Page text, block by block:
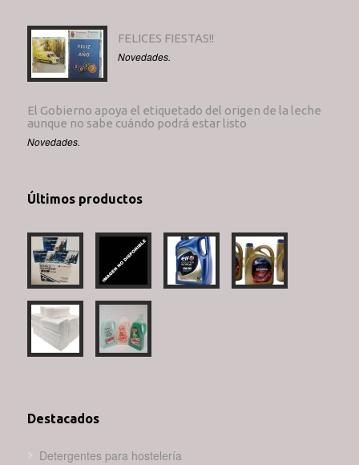
FELICES FIESTAS!!
Novedades.
El Gobierno apoya el etiquetado del origen de la leche
aunque no sabe cuándo podrá estar listo
Novedades.
Últimos productos
Destacados
Detergentes para hostelería